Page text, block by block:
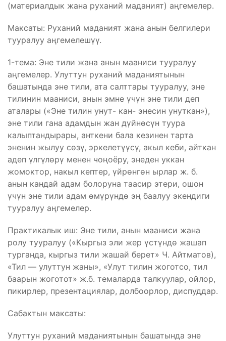
(материалдык жана руханий маданият) аңгемелер.
Максаты: Руханий маданият жана анын белгилери
тууралуу аңгемелешүү.
1-тема: Эне тили жана анын мааниси тууралуу
аңгемелер. Улуттун руханий маданиятынын
башатында эне тили, ата салттары тууралуу, эне
тилинин мааниси, анын эмне үчүн эне тили деп
аталары («Эне тилин унут- кан- энесин унуткан»),
эне тили гана адамдын жан дүйнөсүн туура
калыптандырары, анткени бала кезинен тарта
эненин жылуу сөзү, эркелетүүсү, акыл кеби, айткан
адеп үлгүлөрү менен чоңоёру, энеден уккан
жомоктор, накыл кептер, үйрөнгөн ырлар ж. б.
анын кандай адам болоруна таасир этери, ошон
үчүн эне тили адам өмүрүндө эң баалуу экендиги
тууралуу аңгемелер.
Практикалык иш: Эне тили, анын мааниси жана
ролу тууралуу («Кыргыз эли жер үстүндө жашап
турганда, кыргыз тили жашай берет» Ч. Айтматов),
«Тил — улуттун жаны», «Улут тилин жоготсо, тил
баарын жоготот» ж.б. темаларда талкуулар, ойлор,
пикирлер, презентациялар, долбоорлор, диспуддар.
Сабактын максаты:
Улуттун руханий маданиятынын башатында эне